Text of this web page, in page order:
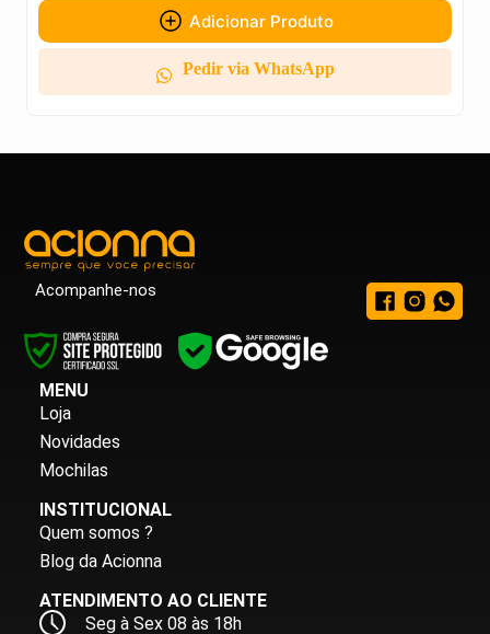
Adicionar Produto
Pedir via WhatsApp
Acompanhe-nos
MENU
Loja
Novidades
Mochilas
INSTITUCIONAL
Quem somos ?
Blog da Acionna
ATENDIMENTO AO CLIENTE
Seg à Sex 08 às 18h